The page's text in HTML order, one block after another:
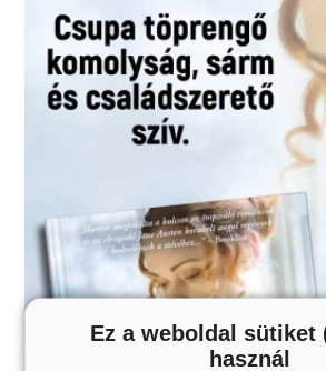
Ez a weboldal sütiket
használ